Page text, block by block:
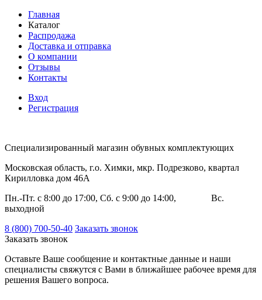
Главная
Каталог
Распродажа
Доставка и отправка
О компании
Отзывы
Контакты
Вход
Регистрация
Специализированный магазин обувных комплектующих
Московская область, г.о. Химки, мкр. Подрезково, квартал
Кирилловка дом 46А
Пн.-Пт. с 8:00 до 17:00, Сб. с 9:00 до 14:00, Вс.
выходной
8 (800) 700-50-40 Заказать звонок
Заказать звонок
Оставьте Ваше сообщение и контактные данные и наши
специалисты свяжутся с Вами в ближайшее рабочее время для
решения Вашего вопроса.